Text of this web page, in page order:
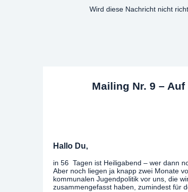
Wird diese Nachricht nicht
Mailing Nr. 9 –
Hallo Du,
in 56 Tagen ist Heiligabend – wer dann
Aber noch liegen ja knapp zwei Monate
kommunalen Jugendpolitik vor uns, die
zusammengefasst haben, zumindest für